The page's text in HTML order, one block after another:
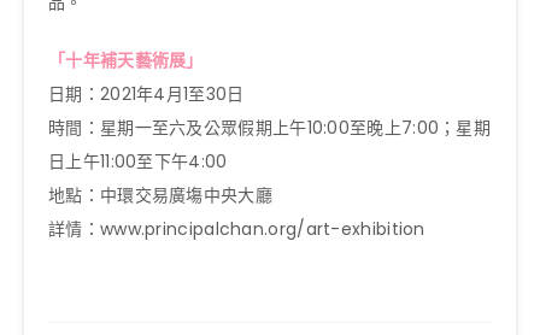
「十年補天藝術展」
日期：2021年4月1至30日
時間：星期一至六及公眾假期上午10:00至晚上7:00；星期
日上午11:00至下午4:00
地點：中環交易廣塲中央大廳
詳情：www.principalchan.org/art-exhibition